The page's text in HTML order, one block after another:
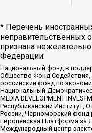
* Перечень
неправительственных
признана
Федерации:
Национальный фонд в
Общество Фонд
российский фонд по
Национальный
MEDIA DEVELOPMENT
Республиканский Институт,
России, Черноморский фонд
Европейская Платформа за
Международный центр